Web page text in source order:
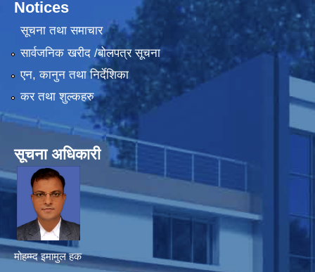
Notices
सूचना तथा समाचार
सार्वजनिक खरीद /बोलपत्र सूचना
एन, कानुन तथा निर्देशिका
कर तथा शुल्कहरु
सूचना अधिकारी
मोहम्म्द इमामुल हक